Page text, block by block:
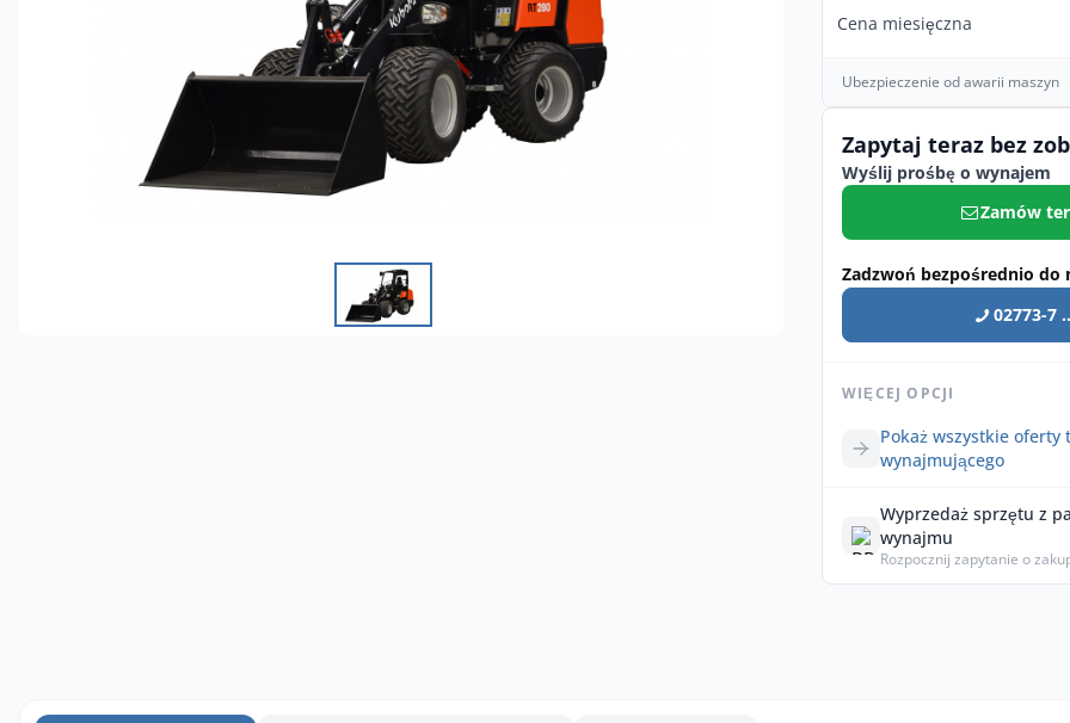
Cena miesięczna
Ubezpieczenie od awarii maszyn
Zapytaj teraz bez
Wyślij prośbę o wynajem
Zamów
Zadzwoń bezpośrednio do
02773-7
WIĘCEJ OPCJI
Pokaż wszystkie oferty
wynajmującego
Wyprzedaż sprzętu z
wynajmu
Rozpocznij zapytanie o